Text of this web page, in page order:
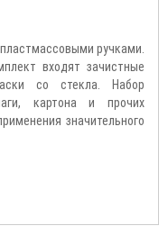
ручками.
входят зачистные
со стекла. Набор
картона и прочих
значительного